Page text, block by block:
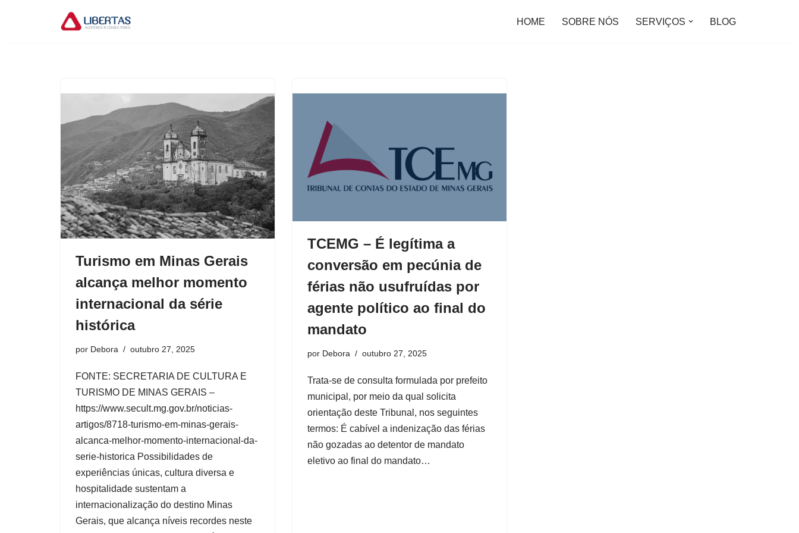
HOME SOBRE NÓS SERVIÇOS BLOG
Turismo em Minas Gerais
alcança melhor momento
internacional da série
histórica
por Debora outubro 27, 2025
FONTE: SECRETARIA DE CULTURA E
TURISMO DE MINAS GERAIS –
https://www.secult.mg.gov.br/noticias-
artigos/8718-turismo-em-minas-gerais-
alcanca-melhor-momento-internacional-da-
serie-historica Possibilidades de
experiências únicas, cultura diversa e
hospitalidade sustentam a
internacionalização do destino Minas
Gerais, que alcança níveis recordes neste
TCEMG – É legítima a
conversão em pecúnia de
férias não usufruídas por
agente político ao final do
mandato
por Debora outubro 27, 2025
Trata-se de consulta formulada por prefeito
municipal, por meio da qual solicita
orientação deste Tribunal, nos seguintes
termos: É cabível a indenização das férias
não gozadas ao detentor de mandato
eletivo ao final do mandato…